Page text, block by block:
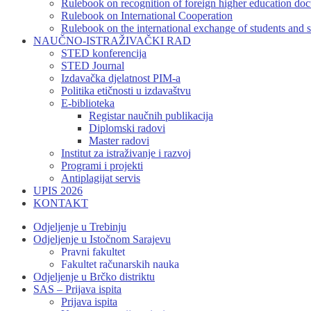
Rulebook on recognition of foreign higher education
Rulebook on International Cooperation
Rulebook on the international exchange of students and
NAUČNO-ISTRAŽIVAČKI RAD
STED konferencija
STED Journal
Izdavačka djelatnost PIM-a
Politika etičnosti u izdavaštvu
E-biblioteka
Registar naučnih publikacija
Diplomski radovi
Master radovi
Institut za istraživanje i razvoj
Programi i projekti
Antiplagijat servis
UPIS 2026
KONTAKT
Odjeljenje u Trebinju
Odjeljenje u Istočnom Sarajevu
Pravni fakultet
Fakultet računarskih nauka
Odjeljenje u Brčko distriktu
SAS – Prijava ispita
Prijava ispita